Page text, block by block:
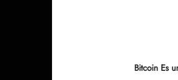
Bitcoin Es